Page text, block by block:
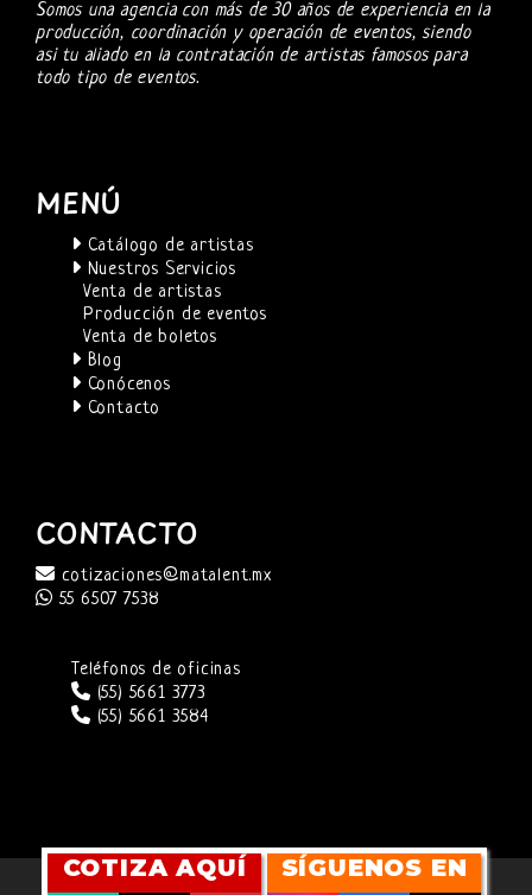
Somos una agencia con más de 30 años de experiencia en la
producción, coordinación y operación de eventos, siendo
asi tu aliado en la contratación de artistas famosos para
todo tipo de eventos.
MENÚ
Catálogo de artistas
Nuestros Servicios
Venta de artistas
Producción de eventos
Venta de boletos
Blog
Conócenos
Contacto
CONTACTO
cotizaciones@matalent.mx
55 6507 7538
Teléfonos de oficinas
(55) 5661 3773
(55) 5661 3584
SITIO WEB DESARROLLADO POR
COTIZA AQUÍ SÍGUENOS EN